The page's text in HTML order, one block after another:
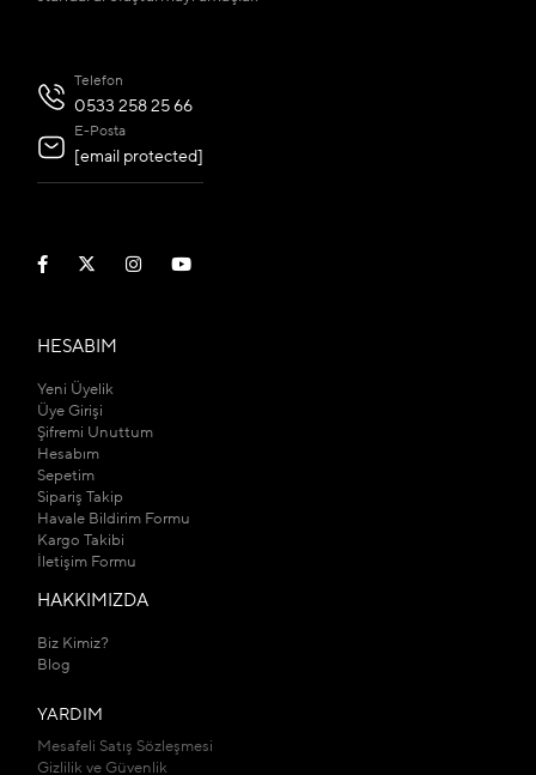
Telefon
0533 258 25 66
E-Posta
[email protected]
HESABIM
Yeni Üyelik
Üye Girişi
Şifremi Unuttum
Hesabım
Sepetim
Sipariş Takip
Havale Bildirim Formu
Kargo Takibi
İletişim Formu
HAKKIMIZDA
Biz Kimiz?
Blog
YARDIM
Mesafeli Satış Sözleşmesi
Gizlilik ve Güvenlik